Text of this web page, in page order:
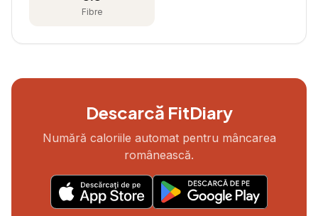
Fibre
Descarcă FitDiary
Numără caloriile automat pentru mâncarea
românească.